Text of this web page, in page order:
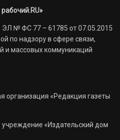
№ ФС 77 – 61785 от 07.05.2015
по надзору в сфере связи,
и массовых коммуникаций
организация «Редакция газеты
учреждение «Издательский дом